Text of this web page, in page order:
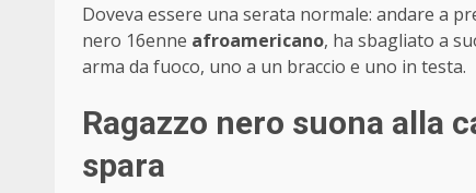
Doveva essere una serata normale: andare a
nero 16enne afroamericano, ha sbagliato a
arma da fuoco, uno a un braccio e uno in testa.
Ragazzo nero suona alla
spara